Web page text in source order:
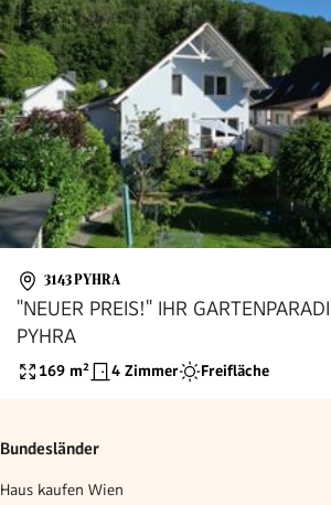
3143 PYHRA
"NEUER PREIS!" IHR
PYHRA
169 m² 4 Zimmer Freifläche
Bundesländer
Haus kaufen Wien